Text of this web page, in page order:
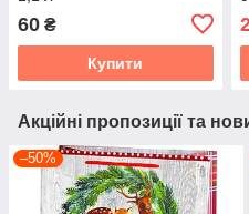
60 ₴
Купити
Акційні пропозиції та
–50%